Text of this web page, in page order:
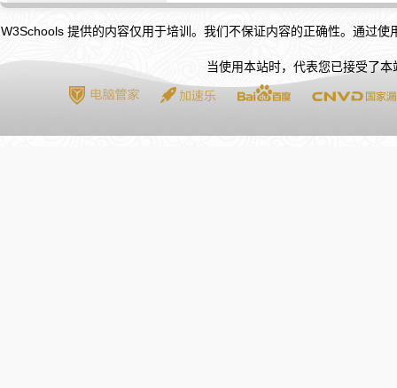
W3Schools 提供的内容仅用于培训。我们不保证内容的正确性。通过
当使用本站时，代表您已接受了本